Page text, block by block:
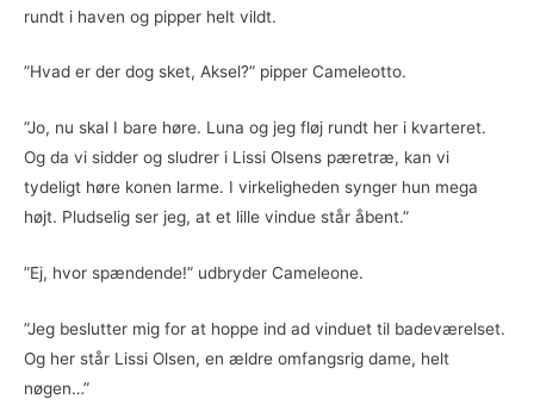
rundt i haven og pipper helt vildt.
”Hvad er der dog sket, Aksel?” pipper Cameleotto.
”Jo, nu skal I bare høre. Luna og jeg fløj rundt her i kvarteret.
Og da vi sidder og sludrer i Lissi Olsens pæretræ, kan vi
tydeligt høre konen larme. I virkeligheden synger hun mega
højt. Pludselig ser jeg, at et lille vindue står åbent.”
”Ej, hvor spændende!” udbryder Cameleone.
”Jeg beslutter mig for at hoppe ind ad vinduet til badeværelset.
Og her står Lissi Olsen, en ældre omfangsrig dame, helt
nøgen…”